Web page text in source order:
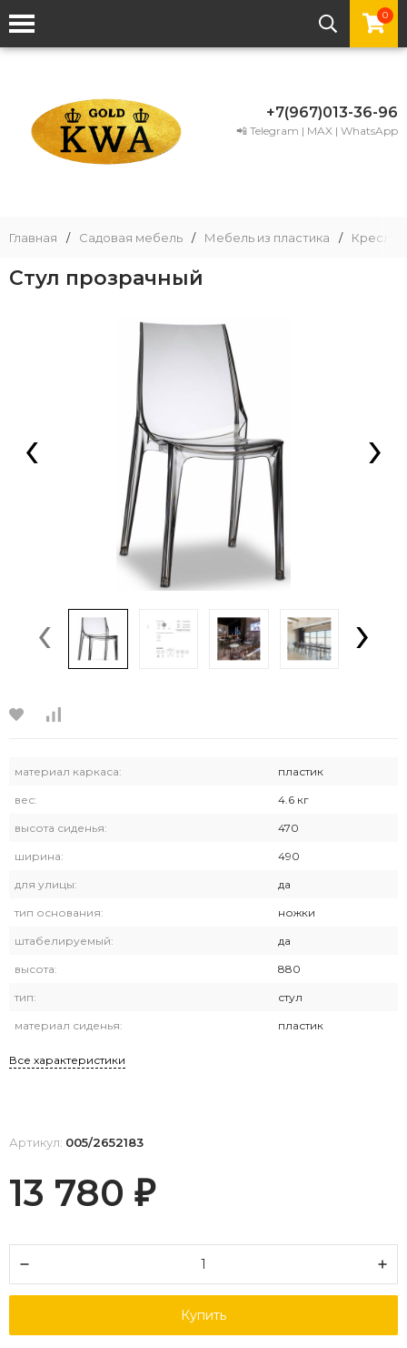
0
+7(967)013-36-96
📲 Telegram | MAX | WhatsApp
Главная / Садовая мебель / Мебель из пластика / Кресла
Стул прозрачный
‹ ›
‹ ›
материал каркаса: пластик
вес: 4.6 кг
высота сиденья: 470
ширина: 490
для улицы: да
тип основания: ножки
штабелируемый: да
высота: 880
тип: стул
материал сиденья: пластик
Все характеристики
Артикул: 005/2652183
13 780 ₽
Купить